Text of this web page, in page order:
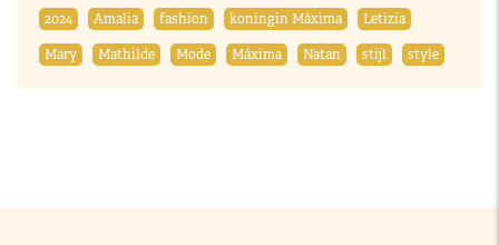
2024 Amalia fashion koningin Máxima
Letizia
Mary
Mathilde Mode Máxima Natan stijl style